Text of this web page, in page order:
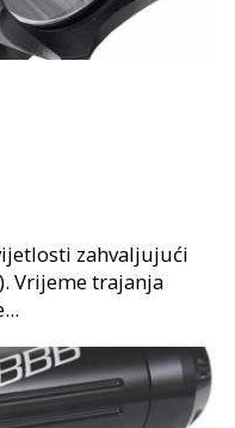
zahvaljujući
Vrijeme trajanja